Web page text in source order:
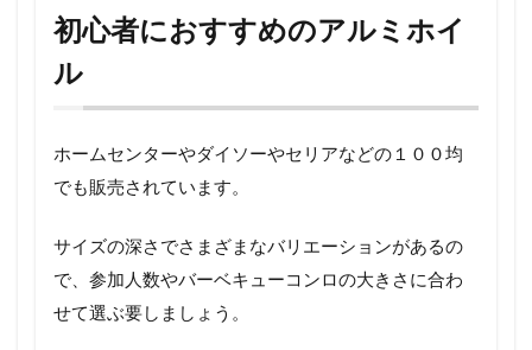
初心者におすすめのアルミホイ
ル
ホームセンターやダイソーやセリアなどの１００均
でも販売されています。
サイズの深さでさまざまなバリエーションがあるの
で、参加人数やバーベキューコンロの大きさに合わ
せて選ぶ要しましょう。